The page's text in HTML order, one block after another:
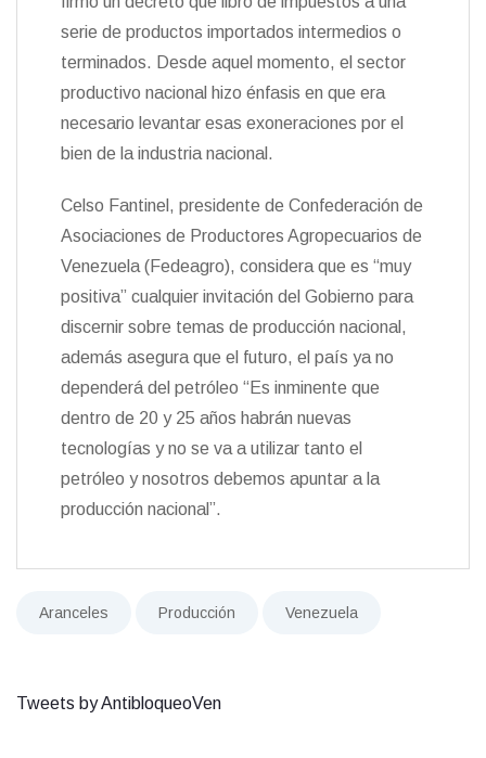
serie de productos importados intermedios o
terminados. Desde aquel momento, el sector
productivo nacional hizo énfasis en que era
necesario levantar esas exoneraciones por el
bien de la industria nacional.
Celso Fantinel, presidente de Confederación de
Asociaciones de Productores Agropecuarios de
Venezuela (Fedeagro), considera que es “muy
positiva” cualquier invitación del Gobierno para
discernir sobre temas de producción nacional,
además asegura que el futuro, el país ya no
dependerá del petróleo “Es inminente que
dentro de 20 y 25 años habrán nuevas
tecnologías y no se va a utilizar tanto el
petróleo y nosotros debemos apuntar a la
producción nacional”.
Aranceles Producción Venezuela
Tweets by AntibloqueoVen